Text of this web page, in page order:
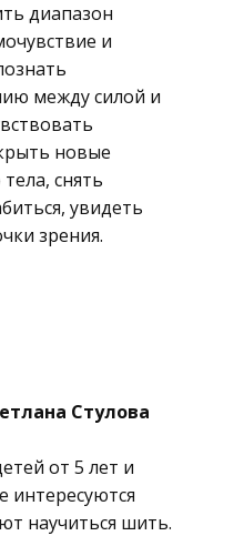
диапазон
и
между силой и
новые
снять
увидеть
зрения.
Стулова
от 5 лет и
интересуются
научиться шить.